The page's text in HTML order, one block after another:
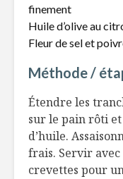
finement
Huile d’olive au
Fleur de sel et
Méthode /
Étendre les
sur le pain rôti
d’huile.
frais. Servir avec
crevettes pour
Du
5